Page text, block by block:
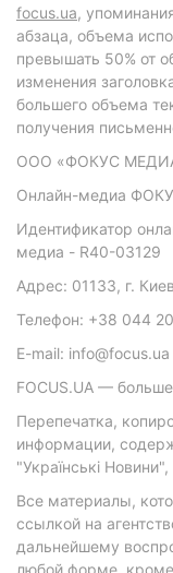
focus.ua,
абзаца, объема
превышать 50% от
изменения
большего объема
получения
ООО «ФОКУС
Онлайн-медиа
Идентификатор
медиа - R40-03129
Адрес: 01133, г.
Телефон: +38 044
E-mail: info@focus.ua
FOCUS.UA —
Перепечатка,
информации,
"Українські
Все материалы,
ссылкой на
дальнейшему
любой форме,